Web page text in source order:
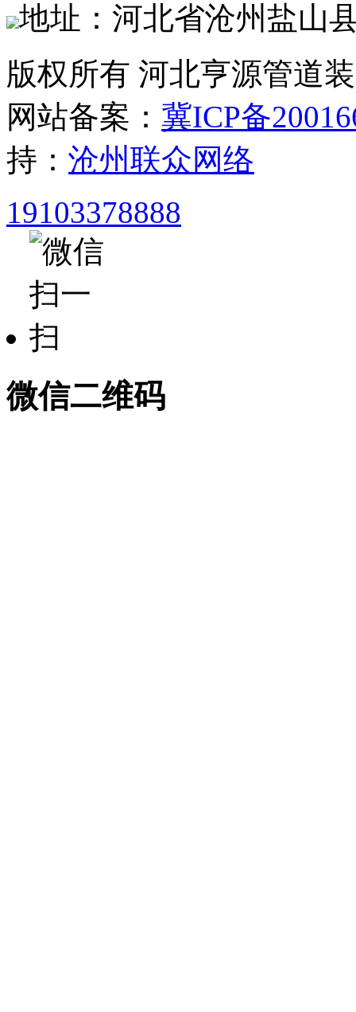
地址：河北省沧州盐山
版权所有 河北亨源管道
网站备案： 冀ICP备
持： 沧州联众网络
19103378888
微信二维码